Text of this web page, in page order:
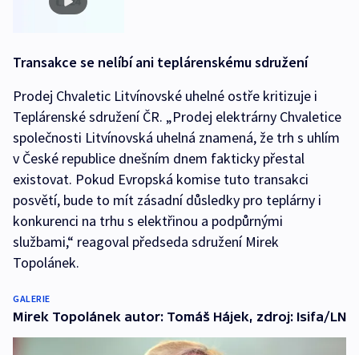
Transakce se nelíbí ani teplárenskému sdružení
Prodej Chvaletic Litvínovské uhelné ostře kritizuje i
Teplárenské sdružení ČR. „Prodej elektrárny Chvaletice
společnosti Litvínovská uhelná znamená, že trh s uhlím
v České republice dnešním dnem fakticky přestal
existovat. Pokud Evropská komise tuto transakci
posvětí, bude to mít zásadní důsledky pro teplárny i
konkurenci na trhu s elektřinou a podpůrnými
službami,“ reagoval předseda sdružení Mirek
Topolánek.
GALERIE
Mirek Topolánek autor: Tomáš Hájek, zdroj: Isifa/LN